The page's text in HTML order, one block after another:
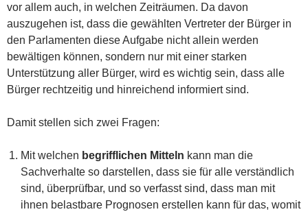
vor allem auch, in welchen Zeiträumen. Da davon
auszugehen ist, dass die gewählten Vertreter der Bürger in
den Parlamenten diese Aufgabe nicht allein werden
bewältigen können, sondern nur mit einer starken
Unterstützung aller Bürger, wird es wichtig sein, dass alle
Bürger rechtzeitig und hinreichend informiert sind.
Damit stellen sich zwei Fragen:
Mit welchen begrifflichen Mitteln kann man die
Sachverhalte so darstellen, dass sie für alle verständlich
sind, überprüfbar, und so verfasst sind, dass man mit
ihnen belastbare Prognosen erstellen kann für das, womit